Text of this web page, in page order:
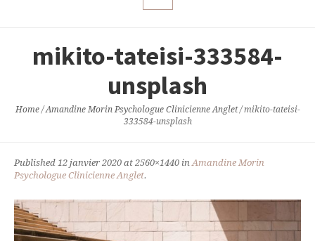
mikito-tateisi-333584-
unsplash
Home /Amandine Morin Psychologue Clinicienne Anglet /mikito-tateisi-
333584-unsplash
Published 12 janvier 2020 at 2560×1440 inAmandine Morin
Psychologue Clinicienne Anglet.